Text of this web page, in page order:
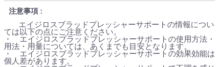
注意事項
エイジロスブラッドプレッシャーサポートの情報につい
ては以下の点にご注意ください。
・ エイジロスブラッドプレッシャーサポートの使用方法・
用法・用量については、あくまでも目安となります。
・ エイジロスブラッドプレッシャーサポートの効果効能は
個人差があります。